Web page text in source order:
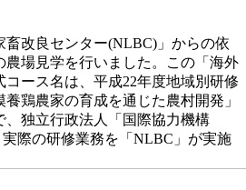
畜改良センター(NLBC)」からの依
農場見学を行いました。この「海外
ース名は、平成22年度地域別研修
養鶏農家の育成を通じた農村開発」
、独立行政法人「国際協力機構
際の研修業務を「NLBC」が実施